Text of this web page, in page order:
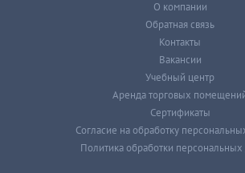
О компании
Обратная связь
Контакты
Вакансии
Учебный центр
Аренда торговых
Сертификаты
Согласие на обработку
Политика обработки